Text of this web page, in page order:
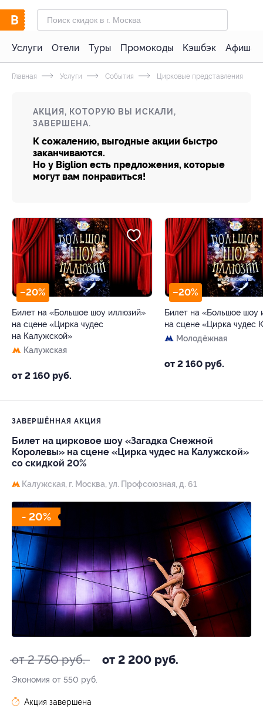
Услуги Отели Туры Промокоды Кэшбэк Афиша
Главная Услуги События Цирковые представления
АКЦИЯ, КОТОРУЮ ВЫ ИСКАЛИ,
ЗАВЕРШЕНА.
К сожалению, выгодные акции быстро
заканчиваются.
Но у Biglion есть предложения, которые
могут вам понравиться!
–20%
Билет на «Большое шоу иллюзий»
на сцене «Цирка чудес
на Калужской»
Калужская
от 2 160 руб.
–20%
Билет на «Большое шоу
на сцене «Цирка чудес
Молодёжная
от 2 160 руб.
ЗАВЕРШЁННАЯ АКЦИЯ
Билет на цирковое шоу «Загадка Снежной
Королевы» на сцене «Цирка чудес на Калужской»
со скидкой 20%
Калужская, г. Москва, ул. Профсоюзная, д. 61
- 20%
от 2 750 руб. от 2 200 руб.
Экономия от 550 руб.
Акция завершена